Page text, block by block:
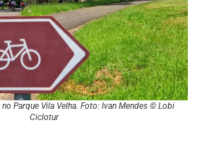
Parque Vila Velha. Foto: Ivan Mendes © Lobi
Ciclotur